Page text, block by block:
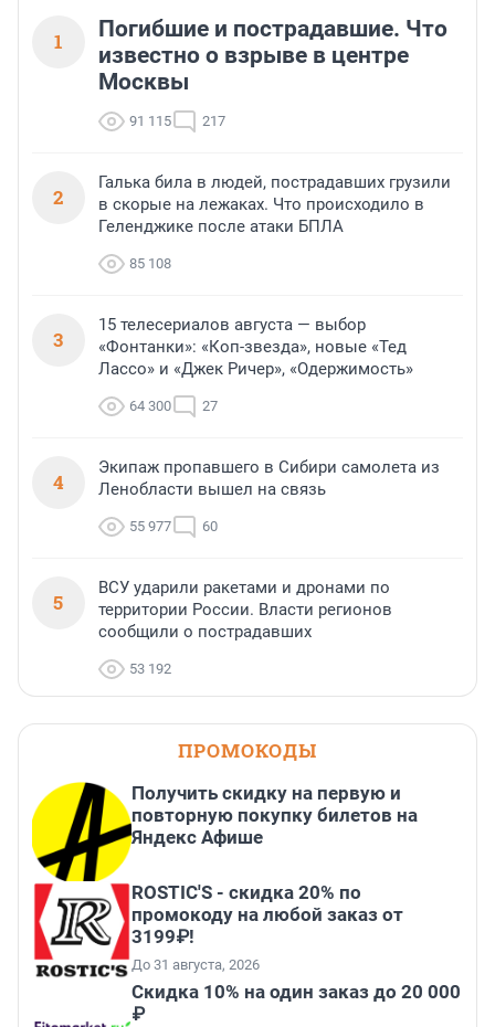
1
Погибшие и пострадавшие. Что
известно о взрыве в центре
Москвы
91 115 217
2
Галька била в людей, пострадавших грузили
в скорые на лежаках. Что происходило в
Геленджике после атаки БПЛА
85 108
3
15 телесериалов августа — выбор
«Фонтанки»: «Коп-звезда», новые «Тед
Лассо» и «Джек Ричер», «Одержимость»
64 300 27
4
Экипаж пропавшего в Сибири самолета из
Ленобласти вышел на связь
55 977 60
5
ВСУ ударили ракетами и дронами по
территории России. Власти регионов
сообщили о пострадавших
53 192
ПРОМОКОДЫ
Получить скидку на первую и
повторную покупку билетов на
Яндекс Афише
ROSTIC'S - скидка 20% по
промокоду на любой заказ от
3199₽!
До 31 августа, 2026
Скидка 10% на один заказ до 20 000
₽